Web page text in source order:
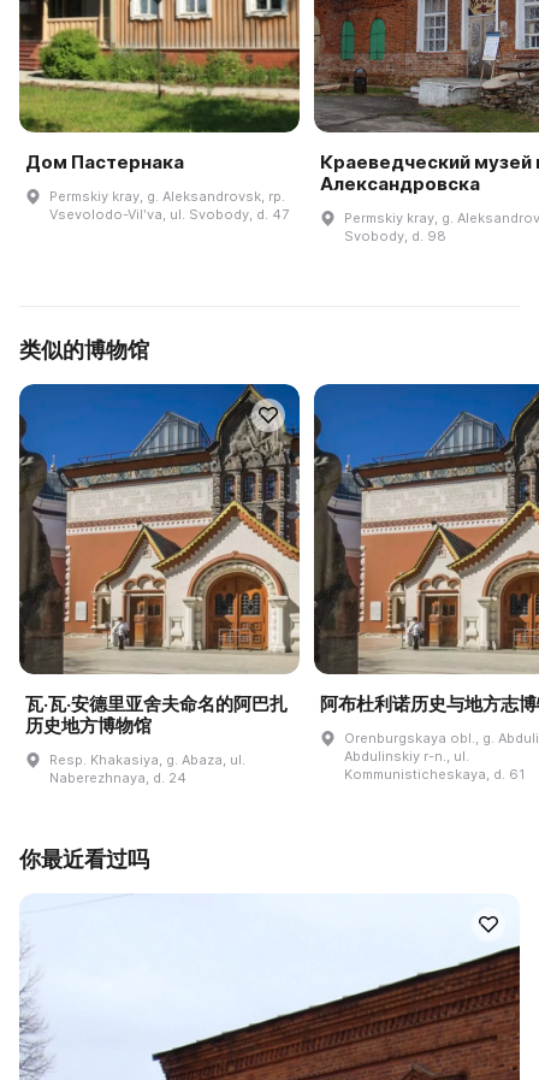
Дом Пастернака
Permskiy kray, g. Aleksandrovsk, rp.
Vsevolodo-Vilʹva, ul. Svobody, d. 47
Краеведческий музей
Александровска
Permskiy kray, g.
Svobody, d. 98
类似的博物馆
瓦·瓦·安德里亚舍夫命名的阿巴扎
历史地方博物馆
Resp. Khakasiya, g. Abaza, ul.
Naberezhnaya, d. 24
阿布杜利诺历史与地方志
Orenburgskaya obl., g.
Abdulinskiy r-n., ul.
Kommunisticheskaya, d. 61
你最近看过吗